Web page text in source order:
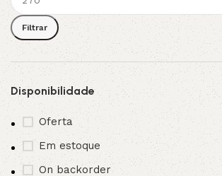
Filtrar
Disponibilidade
Oferta
Em estoque
On backorder